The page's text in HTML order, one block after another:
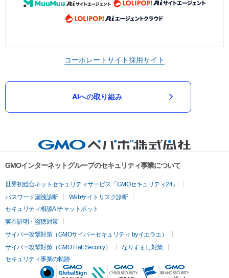
コーポレートサイト採用サイト
AIへの取り組み
GMOインターネットグループのセキュリティ事業について
世界初総合ネットセキュリティサービス「GMOセキュリティ24」
パスワード漏洩診断
Webサイトリスク診断
セキュリティ相談AIチャットボット
実在証明・盗聴対策
サイバー攻撃対策（GMOサイバーセキュリティ byイエラエ）
サイバー攻撃対策（GMO Flatt Security）
なりすまし対策
セキュリティ事業の軌跡